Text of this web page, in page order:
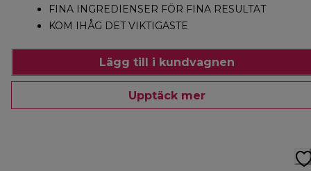
FINA INGREDIENSER FÖR FINA RESULTAT
KOM IHÅG DET VIKTIGASTE
Lägg till i kundvagnen
Upptäck mer